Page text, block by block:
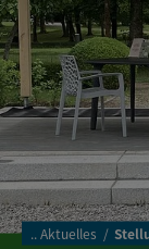
Wirtschaft
.. Aktuelles